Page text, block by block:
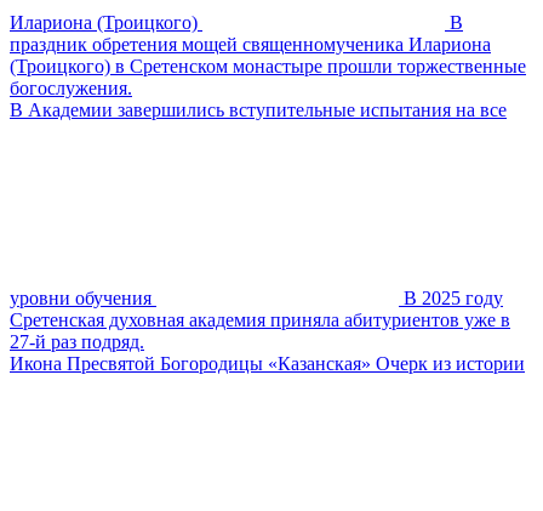
Илариона (Троицкого)
В
праздник обретения мощей священномученика Илариона
(Троицкого) в Сретенском монастыре прошли торжественные
богослужения.
В Академии завершились вступительные испытания на все
уровни обучения
В 2025 году
Сретенская духовная академия приняла абитуриентов уже в
27-й раз подряд.
Икона Пресвятой Богородицы «Казанская» Очерк из истории